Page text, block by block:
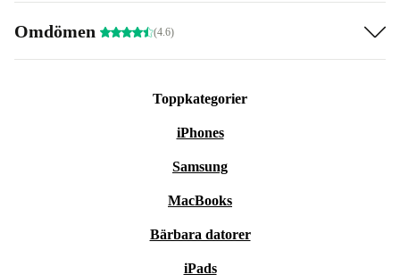
Omdömen (4.6)
Toppkategorier
iPhones
Samsung
MacBooks
Bärbara datorer
iPads